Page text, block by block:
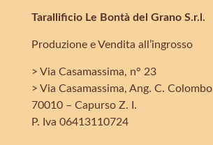
Tarallificio Le Bontà del Grano S.r.l.
Produzione e Vendita all’ingrosso
> Via Casamassima, n° 23
> Via Casamassima, Ang. C. Colombo
70010 – Capurso Z. I.
P. Iva 06413110724